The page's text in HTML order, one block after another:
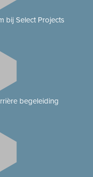
bij Select Projects
begeleiding